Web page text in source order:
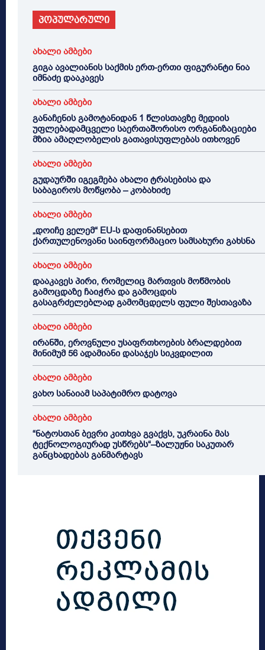
პოპულარული
ახალი ამბები
გიგა ავალიანის საქმის ერთ-ერთი ფიგურანტი ნია
იმნაძე დააკავეს
ახალი ამბები
განაჩენის გამოტანიდან 1 წლისთავზე მედიის
უფლებადამცველი საერთაშორისო ორგანიზაციები
მზია ამაღლობელის გათავისუფლებას ითხოვენ
ახალი ამბები
გუდაურში იგეგმება ახალი ტრასებისა და
საბაგიროს მოწყობა – კობახიძე
ახალი ამბები
„დოიჩე ველემ“ EU-ს დაფინანსებით
ქართულენოვანი საინფორმაციო სამსახური გახსნა
ახალი ამბები
დააკავეს პირი, რომელიც მართვის მოწმობის
გამოცდაზე ჩაიჭრა და გამოცდის
გასაგრძელებლად გამომცდელს ფული შესთავაზა
ახალი ამბები
ირანში, ეროვნული უსაფრთხოების ბრალდებით
მინიმუმ 56 ადამიანი დასაჯეს სიკვდილით
ახალი ამბები
ვახო სანაიამ საპატიმრო დატოვა
ახალი ამბები
“ნატოსთან ბევრი კითხვა გვაქვს, უკრაინა მას
ტექნოლოგიურად უსწრებს“–ზალუჟნი საკუთარ
განცხადებას განმარტავს